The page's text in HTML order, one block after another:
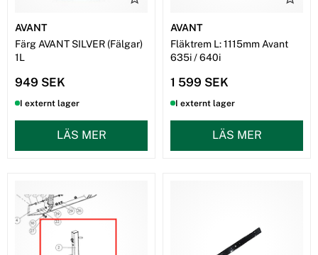
AVANT
Färg AVANT SILVER (Fälgar)
1L
949 SEK
I externt lager
LÄS MER
AVANT
Fläktrem L: 1115mm Avant
635i / 640i
1 599 SEK
I externt lager
LÄS MER